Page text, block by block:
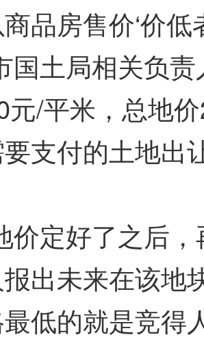
品房售价‘价
国土局相关负
元/平米，总地
支付的土地出
定好了之后，
出未来在该地
低的就是竞得